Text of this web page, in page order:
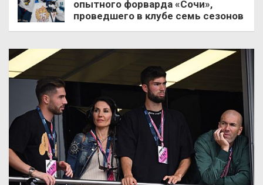
опытного форварда «Сочи»,
проведшего в клубе семь сезонов